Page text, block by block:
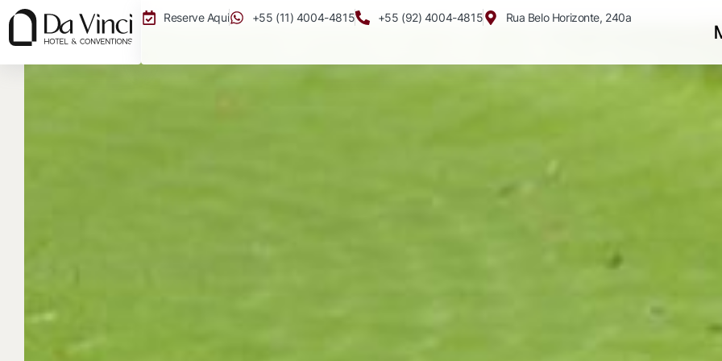
Reserve Aqui +55 (11) 4004-4815 +55 (92) 4004-4815 Rua Belo Horizonte, 240a